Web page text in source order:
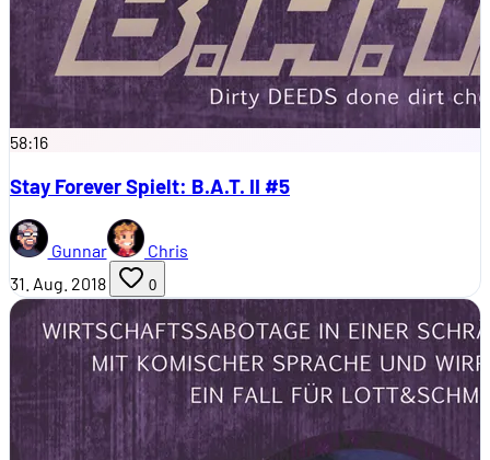
58:16
Stay Forever Spielt: B.A.T. II #5
Gunnar
Chris
31. Aug. 2018
0